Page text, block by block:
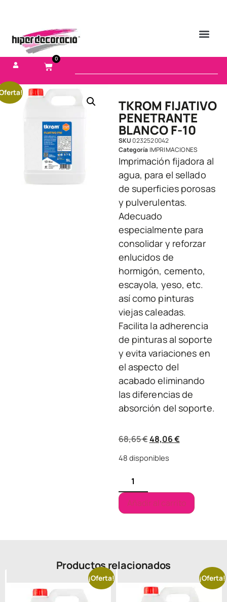
0
TKROM FIJATIVO
PENETRANTE
BLANCO F-10
SKU0232520042
Categoría IMPRIMACIONES
Imprimación fijadora al
agua, para el sellado
de superficies porosas
y pulverulentas.
Adecuado
especialmente para
consolidar y reforzar
enlucidos de
hormigón, cemento,
escayola, yeso, etc.
así como pinturas
viejas caleadas.
Facilita la adherencia
de pinturas al soporte
y evita variaciones en
el aspecto del
acabado eliminando
las diferencias de
absorción del soporte.
68,65€48,06€
48 disponibles
Añadir al carrito
Productos relacionados
¡Oferta! ¡Oferta!